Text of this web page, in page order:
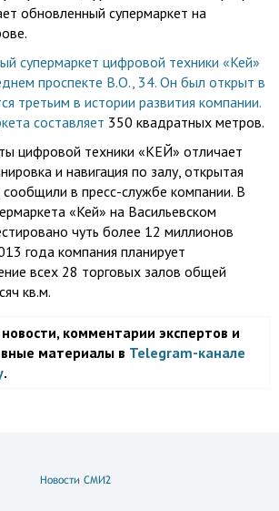
обновленный супермаркет на
супермаркет цифровой техники «Кей»
проспекте В.О., 34. Он был открыт в
третьим в истории развития компании.
составляет 350 квадратных метров.
цифровой техники «КЕЙ» отличает
и навигация по залу, открытая
в пресс-службе компании. В
«Кей» на Васильевском
чуть более 12 миллионов
года компания планирует
всех 28 торговых залов общей
кв.м.
комментарии экспертов и
материалы в Telegram-канале
.
Новости СМИ2